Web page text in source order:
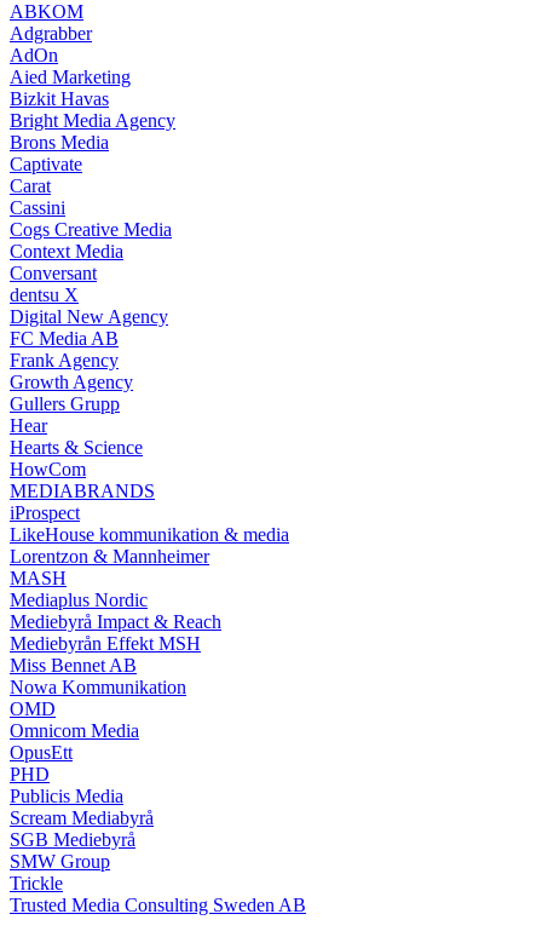
ABKOM
Adgrabber
AdOn
Aied Marketing
Bizkit Havas
Bright Media Agency
Brons Media
Captivate
Carat
Cassini
Cogs Creative Media
Context Media
Conversant
dentsu X
Digital New Agency
FC Media AB
Frank Agency
Growth Agency
Gullers Grupp
Hear
Hearts & Science
HowCom
MEDIABRANDS
iProspect
LikeHouse kommunikation & media
Lorentzon & Mannheimer
MASH
Mediaplus Nordic
Mediebyrå Impact & Reach
Mediebyrån Effekt MSH
Miss Bennet AB
Nowa Kommunikation
OMD
Omnicom Media
OpusEtt
PHD
Publicis Media
Scream Mediabyrå
SGB Mediebyrå
SMW Group
Trickle
Trusted Media Consulting Sweden AB